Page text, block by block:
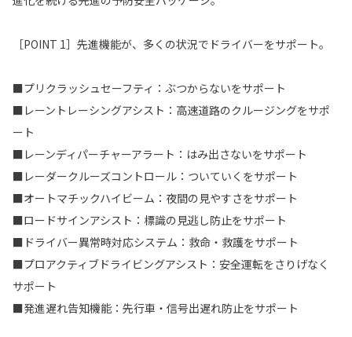
［POINT 1］先進機能が、多くの状況でドライバーをサポート。
■プリクラッシュセーフティ：ぶつからないをサポート
■レーントレーシングアシスト：高速道路のクルージングをサポ
ート
■レーンディパーチャーアラート：はみ出さないをサポート
■レーダークルーズコントロール：ついていくをサポート
■オートマチックハイビーム：夜間の見やすさをサポート
■ロードサインアシスト：標識の見逃し防止をサポート
■ドライバー異常時対応システム：救命・救護をサポート
■プロアクティブドライビングアシスト：安全運転をさりげなく
サポート
■発進遅れ告知機能：先行車・信号出遅れ防止をサポート